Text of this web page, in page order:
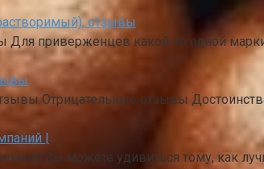
отзывы
Для приверженцев какой-то одной
Отрицательные отзывы
|
Вы можете удивиться тому, как